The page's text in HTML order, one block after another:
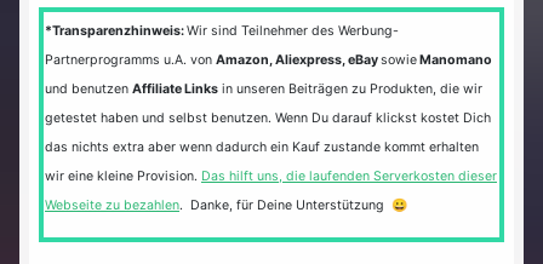
*Transparenzhinweis:Wir sind Teilnehmer des Werbung-
Partnerprogramms u.A. von Amazon, Aliexpress, eBaysowieManomano
und benutzen Affiliate Links in unseren Beiträgen zu Produkten, die wir
getestet haben und selbst benutzen. Wenn Du darauf klickst kostet Dich
das nichts extra aber wenn dadurch ein Kauf zustande kommt erhalten
wir eine kleine Provision. Das hilft uns, die laufenden Serverkosten dieser
Webseite zu bezahlen. Danke, für Deine Unterstützung 😀